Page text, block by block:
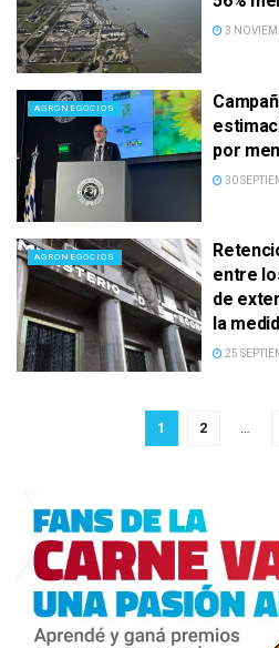
3
AGRONEGOCIOS
por
30
AGRONEGOCIOS
entre
de
la
25
1 2